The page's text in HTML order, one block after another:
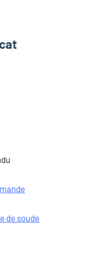
de soude